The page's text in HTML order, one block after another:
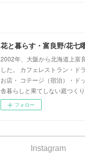
花と暮らす・富良野/花七
2002年、大阪から北海道上富
した。 カフェレストラン・ド
お店・ コテージ（宿泊）・ド
舎暮らしと果てしない庭つくり
フォロー
Instagram